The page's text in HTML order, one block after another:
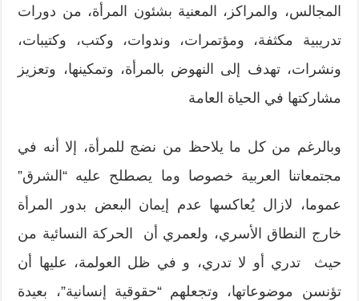
المجالس، والمراكز، المعنية بشئون المرأة، من دورات
تدريبية مكثفة، ومؤتمرات، وندوات، وكتب، وكتيبات،
ونشرات، تهدف إلى النهوض بالمرأة، وتمكينها، وتعزيز
مشاركتها في الحياة العامة
وبالرغم من كل ما يلاحظ من نضج للمرأة، إلا أنه في
مجتمعاتنا العربية خصوصا وما يصطلح عليه “الشرق”
عموما، لازال يُعاكسها عدم إيمان البعض بدور المرأة
خارج النطاق الأسري، ولعمري أن الحركة النسائية من
حيث تدري أو لا تدري، و في ظل العولمة، عليها أن
تؤنسن موضوعاتها، وتجعلهم “حقوقية إنسانية”، بعيدة